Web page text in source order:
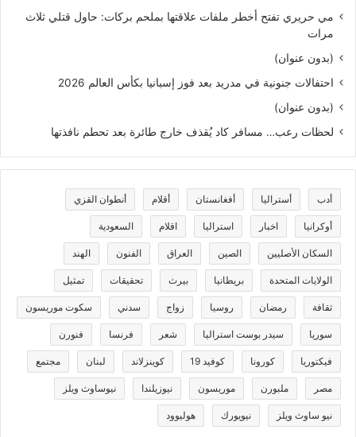
مي حريري تفتح أخطر ملفات علاقتها بملحم بركات: حاول قتلي ثلاث
مرات
(بدون عنوان)
احتفالات جنونية في مدريد بعد فوز إسبانيا بكأس العالم 2026
(بدون عنوان)
لحظات رعب… مسافر كاد يُقذف خارج طائرة بعد تحطم نافذتها
أدب أستراليا أفغانستان أقلام أنطوان القزي
أوكرانيا اخبار استراليا اقلام السعودية
السكان الأصليين الصين العراق الفنون الهند
الولايات المتحدة بريطانيا بيرث تحقيقات تمثيل
ثقافة رمضان روسيا زواج سدني سكوت موريسون
سوريا سيدر بوست استراليا شعر فرنسا فنورن
فيكتوريا كورونا كوفيد 19 كوينزلاند لبنان مجتمع
مصر ملبورن موريسون نيوزيلندا نيوساوث ويلز
نيو ساوث ويلز نيويورك هوليوود